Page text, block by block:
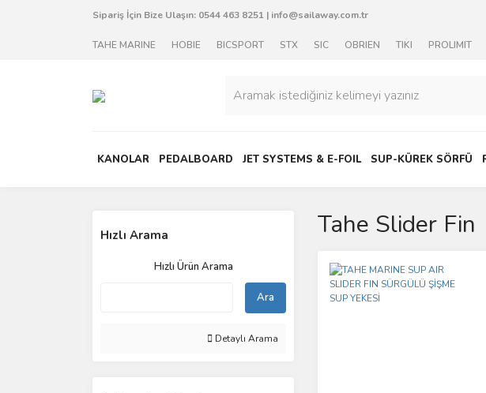
Sipariş İçin Bize Ulaşın: 0544 463 8251 | info@sailaway.com.tr
TAHE MARINE HOBIE BICSPORT STX SIC OBRIEN TIKI PROLIMIT
KANOLAR PEDALBOARD JET SYSTEMS & E-FOIL SUP-KÜREK SÖRFÜ
Hızlı Arama
Hızlı Ürün Arama
Ara
Detaylı Arama
Tahe Slider Fin